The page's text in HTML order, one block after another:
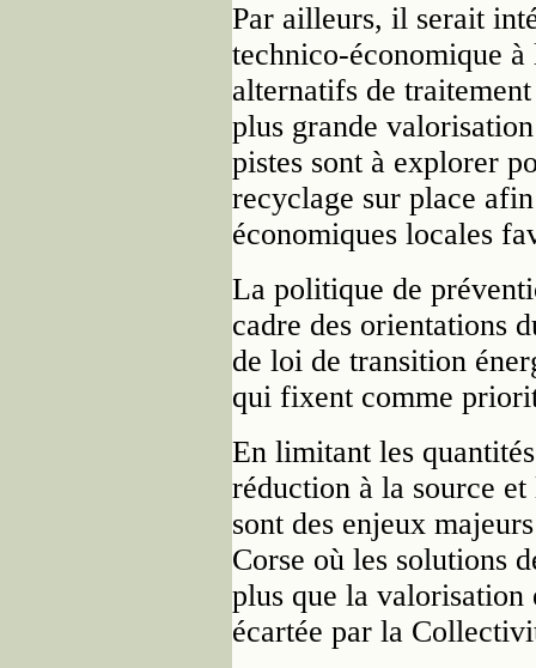
Par ailleurs, il serait
technico-économique à
alternatifs de
plus grande
pistes sont à explorer
recyclage sur place
économiques locales
La politique de
cadre des orientations
de loi de transition
qui fixent comme
En limitant les
réduction à la source
sont des enjeux
Corse où les solutions
plus que la valorisation
écartée par la